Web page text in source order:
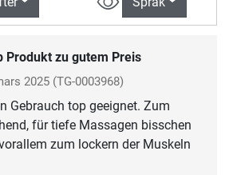
Produkt zu gutem Preis
2025 (TG-0003968)
Gebrauch top geeignet. Zum
für tiefe Massagen bisschen
zum lockern der Muskeln